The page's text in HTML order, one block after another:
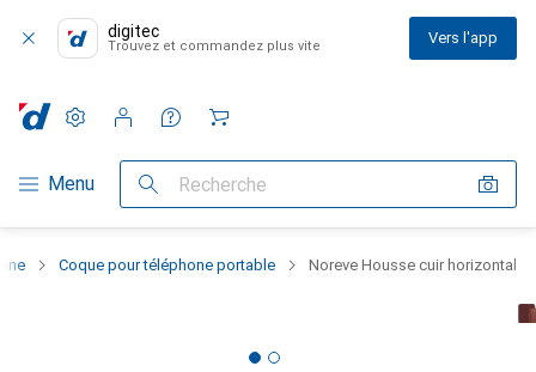
digitec
Trouvez et commandez plus vite Vers l'app
Navigation par catégorie
Menu Recherche
Paramètres
Compte client
Listes de comparaison
Listes d'envies
Panier
Coque pour téléphone portable Noreve Housse cuir horizontal